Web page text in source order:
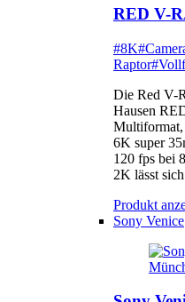
RED V-
#8K
Raptor
Die Red V-
Hausen
Multiformat,
6K super
120 fps bei
2K lässt
Produkt
Sony Venice